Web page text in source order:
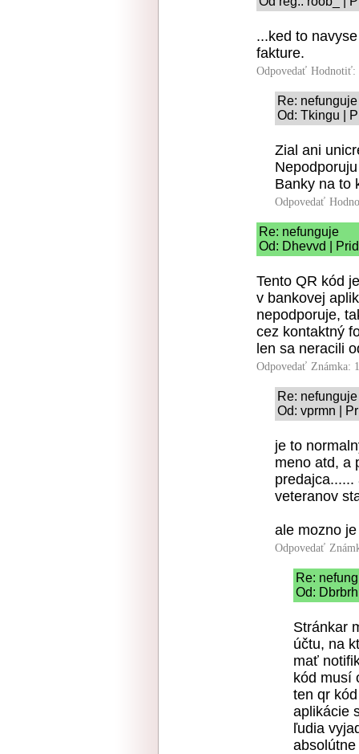
...ked to
fakture.
Odpovedať Hodnotiť:
Re: nefunguje
Od: Tkingu |
Zial ani
Banky na to
Odpovedať
Re: nefunguje
Od: Dhevvd |
Tento QR kód
v bankovej
nepodporuje,
cez kontaktný
len sa neracili
Odpovedať Známka:
Re: nefunguje
Od: vprmn |
je to
meno atd, a
veteranov
ale mozno
Odpovedať
Re:
Od:
Stránkar
účtu, na
mať
kód musí
ten qr
aplikácie
ľudia